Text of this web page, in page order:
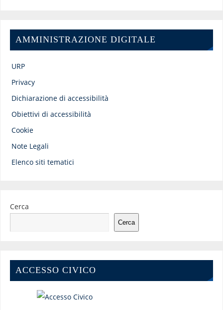
AMMINISTRAZIONE DIGITALE
URP
Privacy
Dichiarazione di accessibilità
Obiettivi di accessibilità
Cookie
Note Legali
Elenco siti tematici
Cerca
Cerca
ACCESSO CIVICO